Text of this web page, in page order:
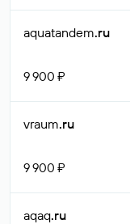
aquatandem.ru
9 900 ₽
vraum.ru
9 900 ₽
aqaq.ru